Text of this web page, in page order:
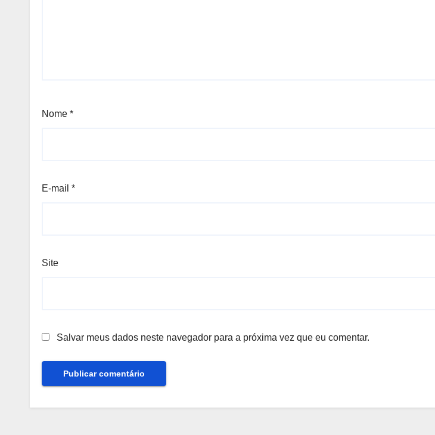
Nome *
E-mail *
Site
Salvar meus dados neste navegador para a próxima vez que eu comentar.